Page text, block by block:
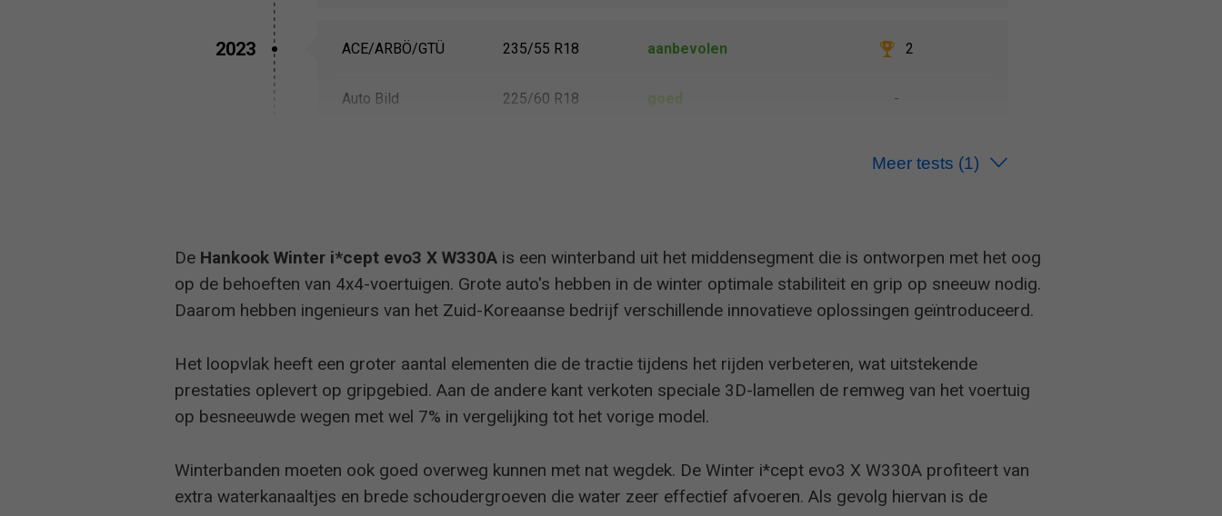
2023 ACE/ARBÖ/GTÜ 235/55 R18 aanbevolen 2
Auto Bild 225/60 R18 goed -
-
Meer tests (1)
De Hankook Winter i*cept evo3 X W330A is een winterband uit het middensegment die is ontworpen met het oog
op de behoeften van 4x4-voertuigen. Grote auto's hebben in de winter optimale stabiliteit en grip op sneeuw nodig.
Daarom hebben ingenieurs van het Zuid-Koreaanse bedrijf verschillende innovatieve oplossingen geïntroduceerd.
Het loopvlak heeft een groter aantal elementen die de tractie tijdens het rijden verbeteren, wat uitstekende
prestaties oplevert op gripgebied. Aan de andere kant verkoten speciale 3D-lamellen de remweg van het voertuig
op besneeuwde wegen met wel 7% in vergelijking tot het vorige model.
Winterbanden moeten ook goed overweg kunnen met nat wegdek. De Winter i*cept evo3 X W330A profiteert van
extra waterkanaaltjes en brede schoudergroeven die water zeer effectief afvoeren. Als gevolg hiervan is de